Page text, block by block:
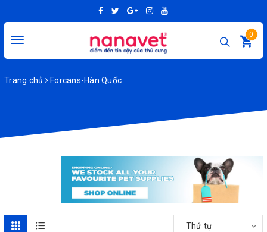
Toggle
0
Trang chủ Forcans-Hàn Quốc
Thứ tự